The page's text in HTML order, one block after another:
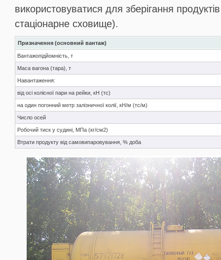
використовуватися для зберігання
стаціонарне сховище).
Призначення (основний вантаж)
Вантажопідйомність, т
Маса вагона (тара), т
Навантаження:
від осі колісної пари на рейки, кН (тс)
на один погонний метр залізничної колії, кН/м (тс/м)
Число осей
Робочий тиск у судині, МПа (кг/см2)
Втрати продукту від самовипаровування, % доба